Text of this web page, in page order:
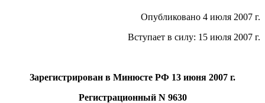
Опубликовано 4 июля 2007 г.
Вступает в силу: 15 июля 2007 г.
Зарегистрирован в Минюсте РФ 13 июня 2007 г.
Регистрационный N 9630